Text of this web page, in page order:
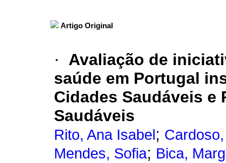
Artigo Original
·
Avaliação de
saúde em Portugal
Cidades Saudáveis e
Saudáveis
Rito, Ana Isabel ;
Mendes, Sofia; Bica,